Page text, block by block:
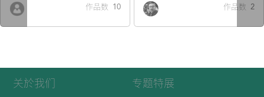
作品数 10 作品数 2
关於我们
专题特展